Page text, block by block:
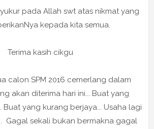
pada Allah swt atas nikmat yang
kepada kita semua.
Terima kasih cikgu
calon SPM 2016 cemerlang dalam
akan diterima hari ini... Buat yang
Buat yang kurang berjaya... Usaha lagi
Gagal sekali bukan bermakna gagal